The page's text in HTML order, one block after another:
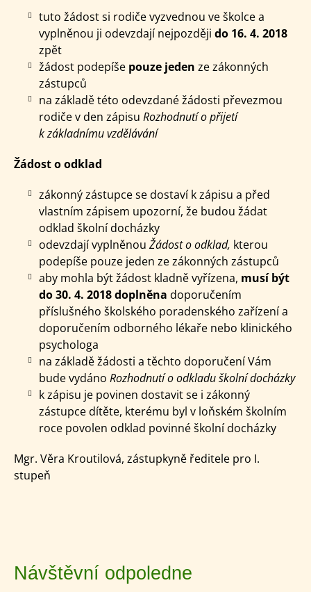
tuto žádost si rodiče vyzvednou ve školce a
vyplněnou ji odevzdají nejpozději do 16. 4. 2018
zpět
žádost podepíše pouze jeden ze zákonných
zástupců
na základě této odevzdané žádosti převezmou
rodiče v den zápisu Rozhodnutí o přijetí
k základnímu vzdělávání
Žádost o odklad
zákonný zástupce se dostaví k zápisu a před
vlastním zápisem upozorní, že budou žádat
odklad školní docházky
odevzdají vyplněnou Žádost o odklad, kterou
podepíše pouze jeden ze zákonných zástupců
aby mohla být žádost kladně vyřízena, musí být
do 30. 4. 2018 doplněna doporučením
příslušného školského poradenského zařízení a
doporučením odborného lékaře nebo klinického
psychologa
na základě žádosti a těchto doporučení Vám
bude vydáno Rozhodnutí o odkladu školní docházky
k zápisu je povinen dostavit se i zákonný
zástupce dítěte, kterému byl v loňském školním
roce povolen odklad povinné školní docházky
Mgr. Věra Kroutilová, zástupkyně ředitele pro I.
stupeň
Návštěvní odpoledne